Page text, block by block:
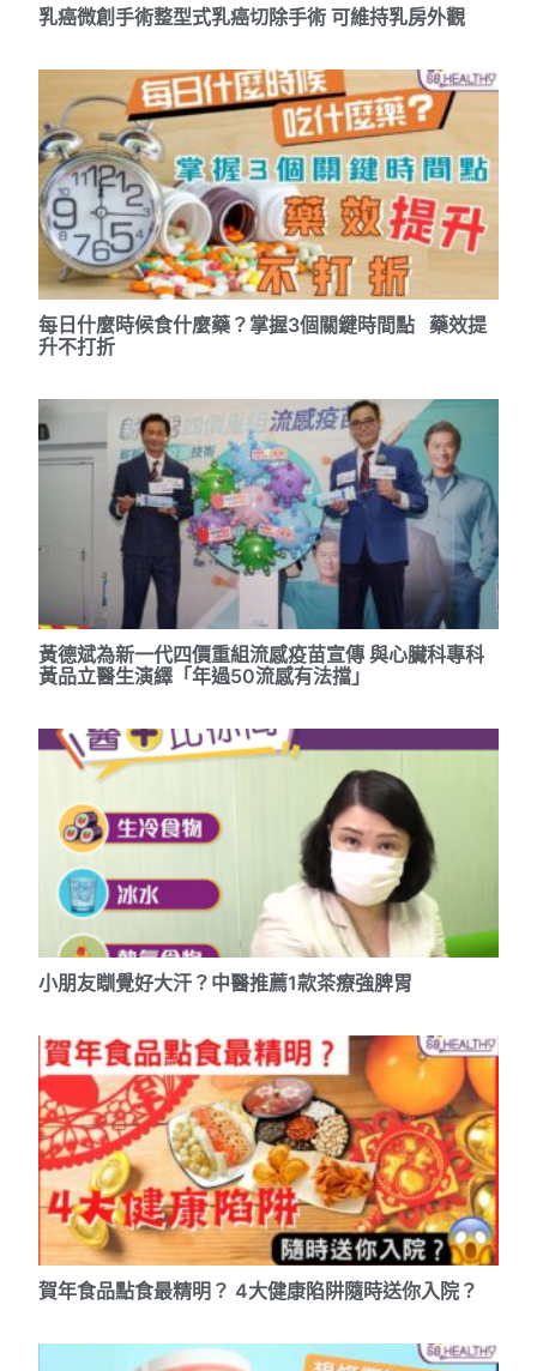
乳癌微創手術整型式乳癌切除手術 可維持乳房外觀
每日什麼時候食什麼藥？掌握3個關鍵時間點 藥效提
升不打折
黃德斌為新一代四價重組流感疫苗宣傳 與心臟科專科
黃品立醫生演繹「年過50流感有法擋」
小朋友瞓覺好大汗？中醫推薦1款茶療強脾胃
賀年食品點食最精明？ 4大健康陷阱隨時送你入院？